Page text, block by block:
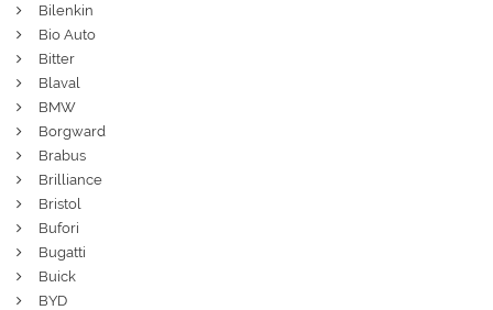
Bilenkin
Bio Auto
Bitter
Blaval
BMW
Borgward
Brabus
Brilliance
Bristol
Bufori
Bugatti
Buick
BYD